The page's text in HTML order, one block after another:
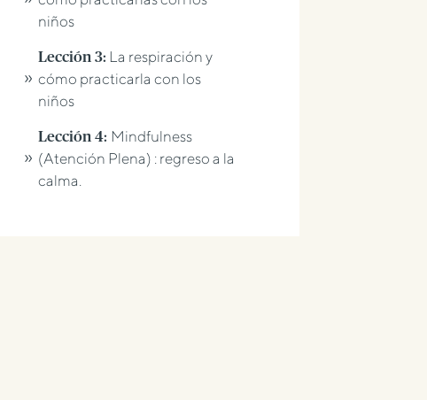
niños
Lección 3: La respiración y
cómo practicarla con los
niños
Lección 4: Mindfulness
(Atención Plena) : regreso a la
calma.